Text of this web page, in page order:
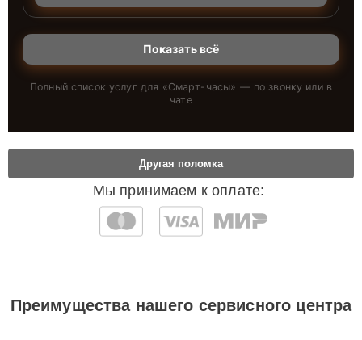
Показать всё
Полный список услуг для «Смарт-часы» — по звонку или в
чате
Мы принимаем к оплате:
Другая поломка
Преимущества нашего сервисного центра